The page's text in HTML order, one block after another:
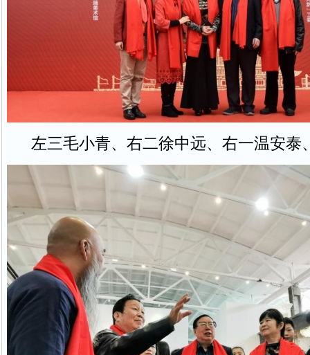
左三毛小青、右二徐中远、右一温安泰